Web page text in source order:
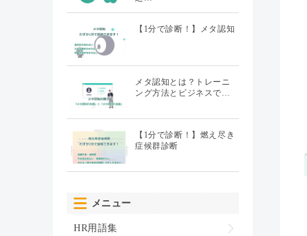
【1分で診断！】メタ認知
メタ認知とは？トレーニ
ング方法とビジネスで…
【1分で診断！】燃え尽き
症候群診断
メニュー
HR用語集